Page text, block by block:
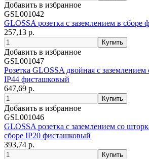
Добавить в избранное
GSL001042
GLOSSA розетка с заземлением в сборе
257,13 р.
Добавить в избранное
GSL001047
Розетка GLOSSA двойная с
IP44 фисташковый
647,69 р.
Добавить в избранное
GSL001046
GLOSSA розетка с заземлением со
сборе IP20 фисташковый
393,74 р.